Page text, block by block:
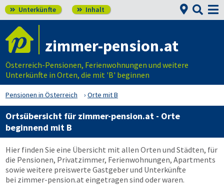
 Unterkünfte  Inhalt  
zimmer-pension.at
Österreich-Pensionen, Ferienwohnungen und weitere
Unterkünfte in Orten, die mit 'B' beginnen
Pensionen in Österreich Orte mit B
Ortsübersicht für zimmer-pension.at - Orte
beginnend mit B
Hier finden Sie eine Übersicht mit allen Orten und Städten, für
die Pensionen, Privatzimmer, Ferienwohnungen, Apartments
sowie weitere preiswerte Gastgeber und Unterkünfte
bei zimmer-pension.at eingetragen sind oder waren.